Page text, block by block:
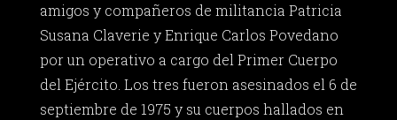
amigos y compañeros de militancia Patricia
Susana Claverie y Enrique Carlos Povedano
por un operativo a cargo del Primer Cuerpo
del Ejército. Los tres fueron asesinados el 6 de
septiembre de 1975 y su cuerpos hallados en